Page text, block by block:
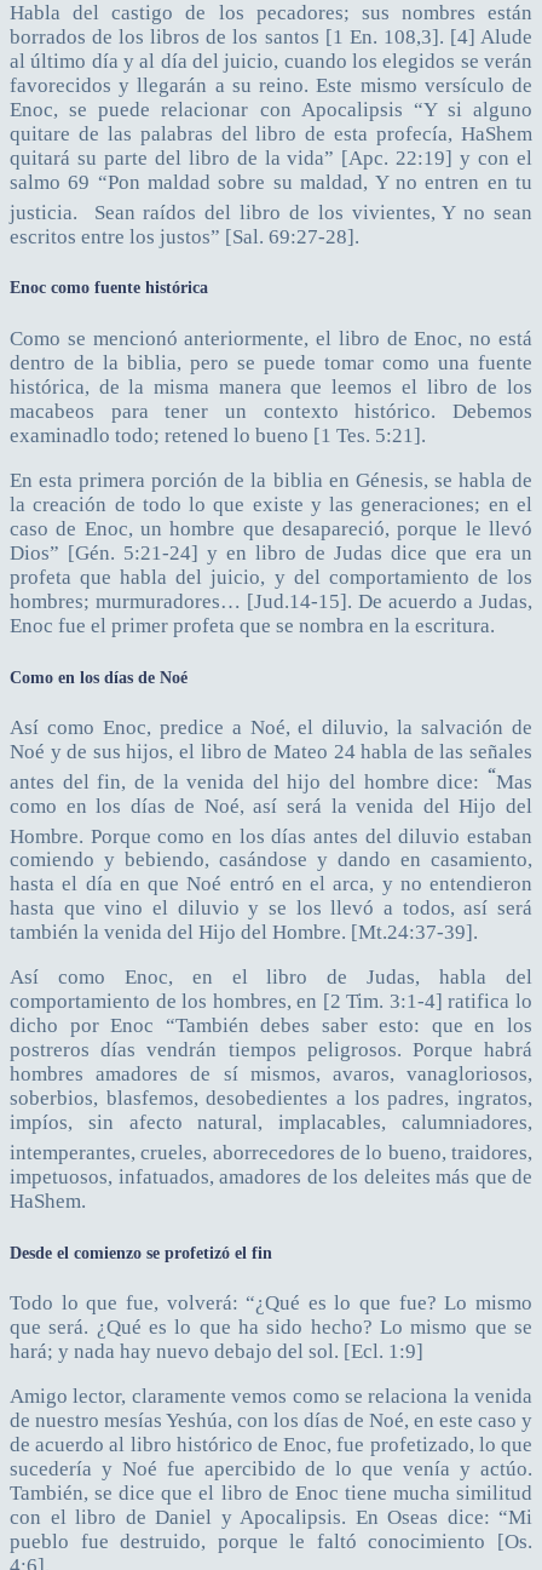
Habla del castigo de los pecadores; sus nombres están
borrados de los libros de los santos [1 En. 108,3]. [4] Alude
al último día y al día del juicio, cuando los elegidos se verán
favorecidos y llegarán a su reino. Este mismo versículo de
Enoc, se puede relacionar con Apocalipsis “Y si alguno
quitare de las palabras del libro de esta profecía, HaShem
quitará su parte del libro de la vida” [Apc. 22:19] y con el
salmo 69 “Pon maldad sobre su maldad, Y no entren en tu
justicia.
Sean raídos del libro de los vivientes, Y no sean
escritos entre los justos” [Sal. 69:27-28].
Enoc como fuente histórica
Como se mencionó anteriormente, el libro de Enoc, no está
dentro de la biblia, pero se puede tomar como una fuente
histórica, de la misma manera que leemos el libro de los
macabeos para tener un contexto histórico. Debemos
examinadlo todo; retened lo bueno [1 Tes. 5:21].
En esta primera porción de la biblia en Génesis, se habla de
la creación de todo lo que existe y las generaciones; en el
caso de Enoc, un hombre que desapareció, porque le llevó
Dios” [Gén. 5:21-24] y en libro de Judas dice que era un
profeta que habla del juicio, y del comportamiento de los
hombres; murmuradores… [Jud.14-15]. De acuerdo a Judas,
Enoc fue el primer profeta que se nombra en la escritura.
Como en los días de Noé
Así como Enoc, predice a Noé, el diluvio, la salvación de
Noé y de sus hijos, el libro de Mateo 24 habla de las señales
antes del fin, de la venida del hijo del hombre dice: “Mas
como en los días de Noé, así será la venida del Hijo del
Hombre. Porque como en los días antes del diluvio estaban
comiendo y bebiendo, casándose y dando en casamiento,
hasta el día en que Noé entró en el arca, y no entendieron
hasta que vino el diluvio y se los llevó a todos, así será
también la venida del Hijo del Hombre. [Mt.24:37-39].
Así como Enoc, en el libro de Judas, habla del
comportamiento de los hombres, en [2 Tim. 3:1-4] ratifica lo
dicho por Enoc “También debes saber esto: que en los
postreros días vendrán tiempos peligrosos. Porque habrá
hombres amadores de sí mismos, avaros, vanagloriosos,
soberbios, blasfemos, desobedientes a los padres, ingratos,
impíos, sin afecto natural, implacables, calumniadores,
intemperantes, crueles, aborrecedores de lo bueno, traidores,
impetuosos, infatuados, amadores de los deleites más que de
HaShem.
Desde el comienzo se profetizó el fin
Todo lo que fue, volverá: “¿Qué es lo que fue? Lo mismo
que será. ¿Qué es lo que ha sido hecho? Lo mismo que se
hará; y nada hay nuevo debajo del sol. [Ecl. 1:9]
Amigo lector, claramente vemos como se relaciona la venida
de nuestro mesías Yeshúa, con los días de Noé, en este caso y
de acuerdo al libro histórico de Enoc, fue profetizado, lo que
sucedería y Noé fue apercibido de lo que venía y actúo.
También, se dice que el libro de Enoc tiene mucha similitud
con el libro de Daniel y Apocalipsis. En Oseas dice: “Mi
pueblo fue destruido, porque le faltó conocimiento [Os.